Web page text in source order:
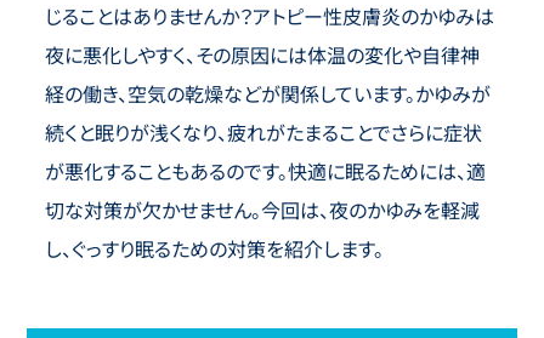
じることはありませんか？アトピー性皮膚炎のかゆみは
夜に悪化しやすく、その原因には体温の変化や自律神
経の働き、空気の乾燥などが関係しています。かゆみが
続くと眠りが浅くなり、疲れがたまることでさらに症状
が悪化することもあるのです。快適に眠るためには、適
切な対策が欠かせません。今回は、夜のかゆみを軽減
し、ぐっすり眠るための対策を紹介します。